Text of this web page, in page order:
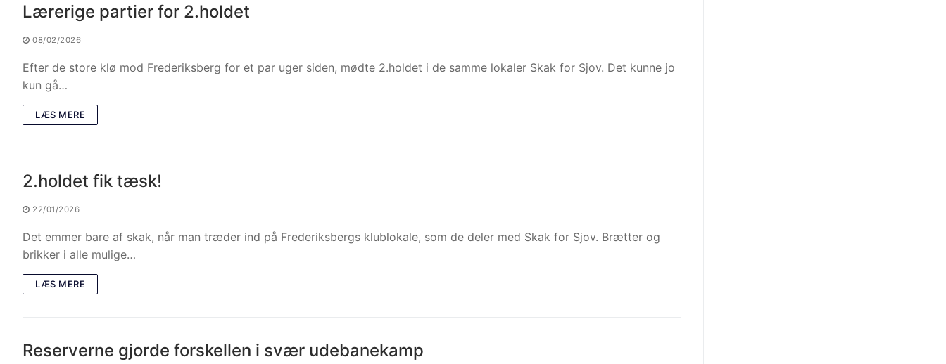
Lærerige partier for 2.holdet
08/02/2026
Efter de store klø mod Frederiksberg for et par uger siden, mødte 2.holdet i de samme lokaler Skak for Sjov. Det kunne jo
kun gå…
LÆS MERE
2.holdet fik tæsk!
22/01/2026
Det emmer bare af skak, når man træder ind på Frederiksbergs klublokale, som de deler med Skak for Sjov. Brætter og
brikker i alle mulige…
LÆS MERE
Reserverne gjorde forskellen i svær udebanekamp